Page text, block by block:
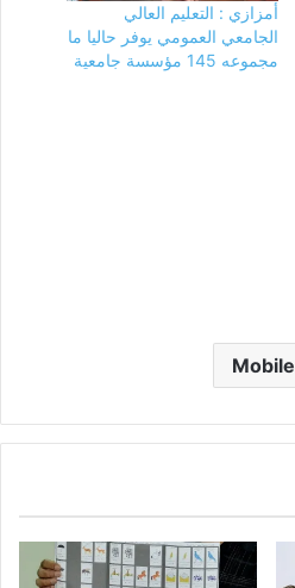
أمزازي : التعليم العالي
الجامعي العمومي يوفر حاليا ما
مجموعه 145 مؤسسة جامعية
Mobile